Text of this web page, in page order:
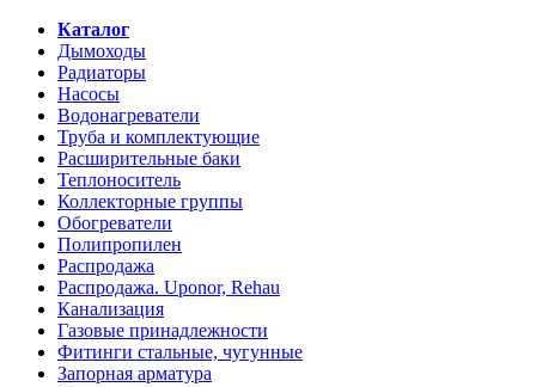
Каталог
Дымоходы
Радиаторы
Насосы
Водонагреватели
Труба и комплектующие
Расширительные баки
Теплоноситель
Коллекторные группы
Обогреватели
Полипропилен
Распродажа
Распродажа. Uponor, Rehau
Канализация
Газовые принадлежности
Фитинги стальные, чугунные
Запорная арматура